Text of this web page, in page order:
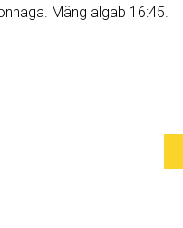
Mäng algab 16:45.